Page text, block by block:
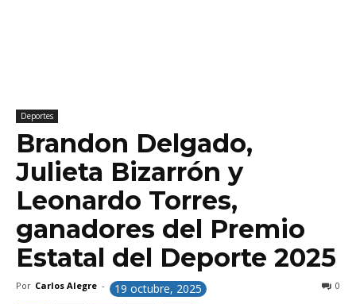
Deportes
Brandon Delgado,
Julieta Bizarrón y
Leonardo Torres,
ganadores del Premio
Estatal del Deporte 2025
Por Carlos Alegre - 19 octubre, 2025 0